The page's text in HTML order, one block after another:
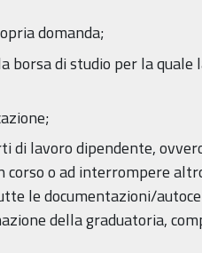
domanda;
di studio per la quale
di lavoro dipendente,
corso o ad interrompere
le documentazioni/
della graduatoria,